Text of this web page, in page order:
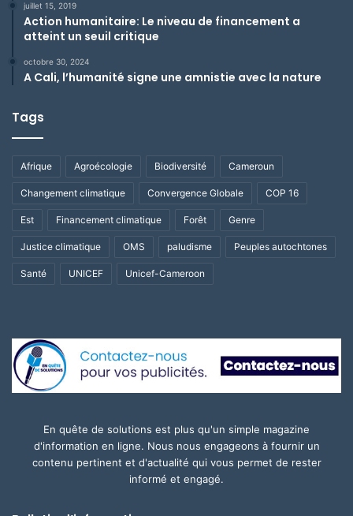
juillet 15, 2019
Action humanitaire: Le niveau de financement a
atteint un seuil critique
octobre 30, 2024
A Cali, l’humanité signe une amnistie avec la nature
Tags
Afrique Agroécologie Biodiversité Cameroun
Changement climatique Convergence Globale COP 16
Est Financement climatique Forêt Genre
Justice climatique OMS paludisme Peuples autochtones
Santé UNICEF Unicef-Cameroon
En quête de solutions est plus qu'un simple magazine
d'information en ligne. Nous nous engageons à fournir un
contenu pertinent et d'actualité qui vous permet de rester
informé et engagé.